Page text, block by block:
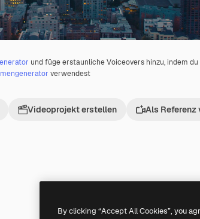
und füge erstaunliche Voiceovers hinzu, indem du
verwendest
Videoprojekt erstellen Als Referenz
By clicking “Accept All Cookies”, you